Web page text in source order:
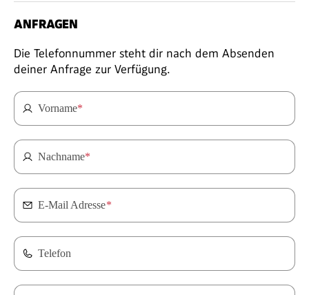
ANFRAGEN
Die Telefonnummer steht dir nach dem Absenden
deiner Anfrage zur Verfügung.
Vorname*
Nachname*
E-Mail Adresse*
Telefon